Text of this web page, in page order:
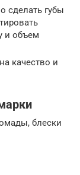
сделать губы
и объем
качество и
блески